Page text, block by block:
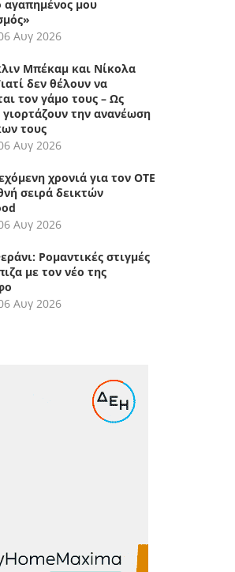
αγαπημένος μου
Αυγ 2026
Μπέκαμ και Νίκολα
δεν θέλουν να
τον γάμο τους – Ως
γιορτάζουν την ανανέωση
τους
Αυγ 2026
χρονιά για τον ΟΤΕ
σειρά δεικτών
Αυγ 2026
Ρομαντικές στιγμές
με τον νέο της
Αυγ 2026